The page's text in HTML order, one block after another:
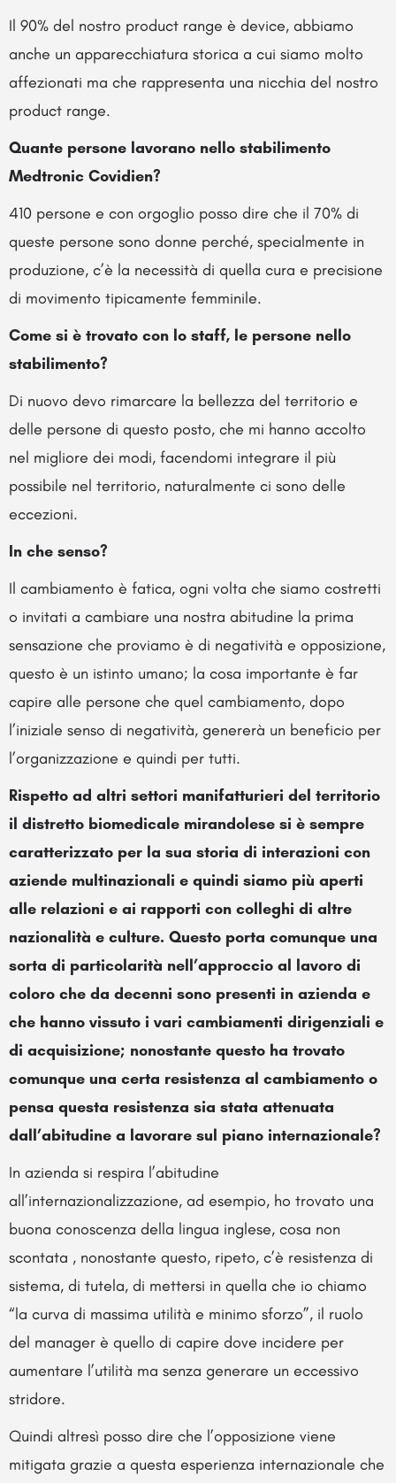
Il 90% del nostro product range è device, abbiamo
anche un apparecchiatura storica a cui siamo molto
affezionati ma che rappresenta una nicchia del nostro
product range.
Quante persone lavorano nello stabilimento
Medtronic Covidien?
410 persone e con orgoglio posso dire che il 70% di
queste persone sono donne perché, specialmente in
produzione, c’è la necessità di quella cura e precisione
di movimento tipicamente femminile.
Come si è trovato con lo staff, le persone nello
stabilimento?
Di nuovo devo rimarcare la bellezza del territorio e
delle persone di questo posto, che mi hanno accolto
nel migliore dei modi, facendomi integrare il più
possibile nel territorio, naturalmente ci sono delle
eccezioni.
In che senso?
Il cambiamento è fatica, ogni volta che siamo costretti
o invitati a cambiare una nostra abitudine la prima
sensazione che proviamo è di negatività e opposizione,
questo è un istinto umano; la cosa importante è far
capire alle persone che quel cambiamento, dopo
l’iniziale senso di negatività, genererà un beneficio per
l’organizzazione e quindi per tutti.
Rispetto ad altri settori manifatturieri del territorio
il distretto biomedicale mirandolese si è sempre
caratterizzato per la sua storia di interazioni con
aziende multinazionali e quindi siamo più aperti
alle relazioni e ai rapporti con colleghi di altre
nazionalità e culture. Questo porta comunque una
sorta di particolarità nell’approccio al lavoro di
coloro che da decenni sono presenti in azienda e
che hanno vissuto i vari cambiamenti dirigenziali e
di acquisizione; nonostante questo ha trovato
comunque una certa resistenza al cambiamento o
pensa questa resistenza sia stata attenuata
dall’abitudine a lavorare sul piano internazionale?
In azienda si respira l’abitudine
all’internazionalizzazione, ad esempio, ho trovato una
buona conoscenza della lingua inglese, cosa non
scontata , nonostante questo, ripeto, c’è resistenza di
sistema, di tutela, di mettersi in quella che io chiamo
“la curva di massima utilità e minimo sforzo”, il ruolo
del manager è quello di capire dove incidere per
aumentare l’utilità ma senza generare un eccessivo
stridore.
Quindi altresì posso dire che l’opposizione viene
mitigata grazie a questa esperienza internazionale che